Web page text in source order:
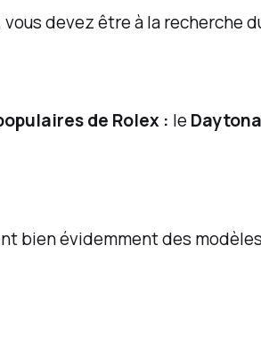
devez être à la
de Rolex : le
bien évidemment des